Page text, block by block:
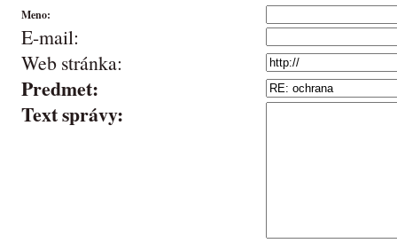
Meno:
E-mail:
Web stránka:
Predmet:
Text správy: